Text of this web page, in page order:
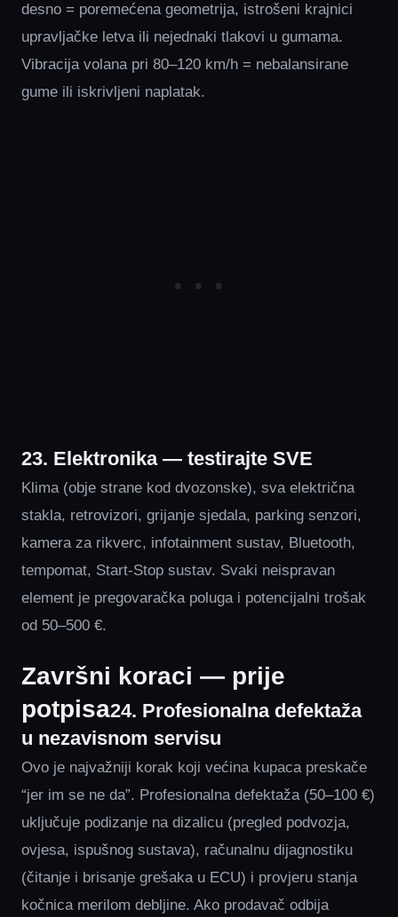
desno = poremećena geometrija, istrošeni krajnici
upravljačke letva ili nejednaki tlakovi u gumama.
Vibracija volana pri 80–120 km/h = nebalansirane
gume ili iskrivljeni naplatak.
23. Elektronika — testirajte SVE
Klima (obje strane kod dvozonske), sva električna
stakla, retrovizori, grijanje sjedala, parking senzori,
kamera za rikverc, infotainment sustav, Bluetooth,
tempomat, Start-Stop sustav. Svaki neispravan
element je pregovaračka poluga i potencijalni trošak
od 50–500 €.
Završni koraci — prije
potpisa24. Profesionalna defektaža
u nezavisnom servisu
Ovo je najvažniji korak koji većina kupaca preskače
“jer im se ne da”. Profesionalna defektaža (50–100 €)
uključuje podizanje na dizalicu (pregled podvozja,
ovjesa, ispušnog sustava), računalnu dijagnostiku
(čitanje i brisanje grešaka u ECU) i provjeru stanja
kočnica merilom debljine. Ako prodavač odbija